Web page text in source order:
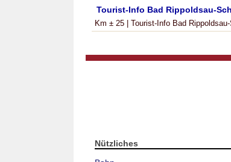
Tourist-Info Bad Rippoldsau-
Km ± 25 | Tourist-Info Bad
Nützliches